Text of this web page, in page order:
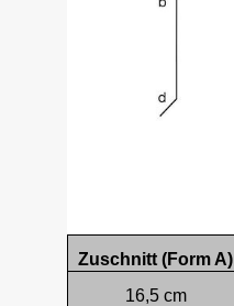
Zuschnitt (Form A)
16,5 cm